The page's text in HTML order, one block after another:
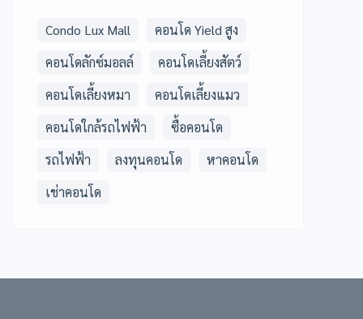
Condo Lux Mall
คอนโด Yield สูง
คอนโดลักซ์มอลล์
คอนโดเลี้ยงสัตว์
คอนโดเลี้ยงหมา
คอนโดเลี้ยงแมว
คอนโดใกล้รถไฟฟ้า
ซื้อคอนโด
รถไฟฟ้า
ลงทุนคอนโด
หาคอนโด
เช่าคอนโด